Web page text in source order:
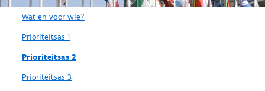
Wat en voor wie?
Prioriteitsas 1
Prioriteitsas 2
Prioriteitsas 3